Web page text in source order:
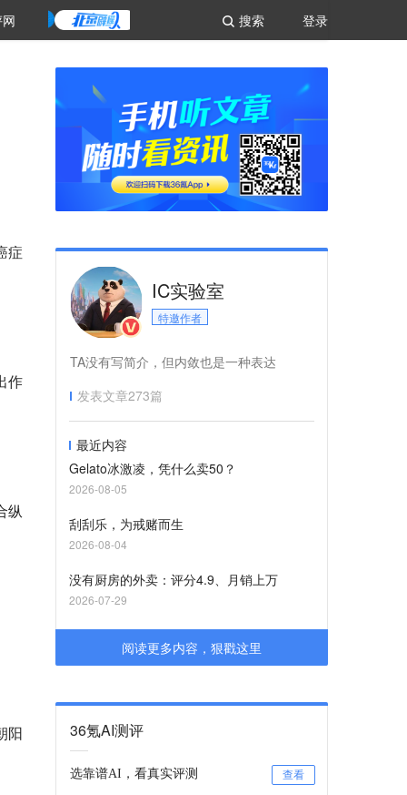
登录
搜索
症
作
纵
阳
IC实验室
特邀作者
TA没有写简介，但内敛也是一种表达
发表文章273篇
最近内容
Gelato冰激凌，凭什么卖50？
2026-08-05
刮刮乐，为戒赌而生
2026-08-04
没有厨房的外卖：评分4.9、月销上万
2026-07-29
阅读更多内容，狠戳这里
36氪AI测评
选靠谱AI，看真实评测 查看